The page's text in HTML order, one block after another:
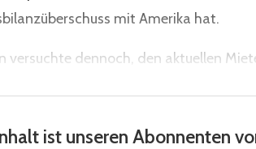
mit Amerika hat.
versuchte dennoch, den aktuellen
ist unseren Abonnenten